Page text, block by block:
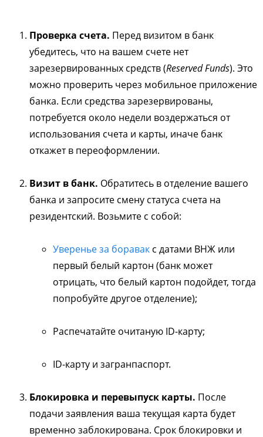
Проверка счета. Перед визитом в банк
убедитесь, что на вашем счете нет
зарезервированных средств (Reserved Funds). Это
можно проверить через мобильное приложение
банка. Если средства зарезервированы,
потребуется около недели воздержаться от
использования счета и карты, иначе банк
откажет в переоформлении.
Визит в банк. Обратитесь в отделение вашего
банка и запросите смену статуса счета на
резидентский. Возьмите с собой:
Уверенье за боравак с датами ВНЖ или
первый белый картон (банк может
отрицать, что белый картон подойдет, тогда
попробуйте другое отделение);
Распечатайте очитаную ID-карту;
ID-карту и загранпаспорт.
Блокировка и перевыпуск карты. После
подачи заявления ваша текущая карта будет
временно заблокирована. Срок блокировки и